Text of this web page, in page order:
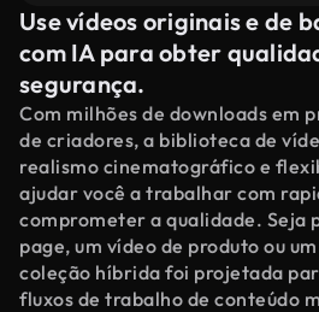
Use vídeos originais e de
com IA para obter
segurança.
Com milhões de downloads em
de criadores, a biblioteca de
realismo cinematográfico e
ajudar você a trabalhar com
comprometer a qualidade. Seja
page, um vídeo de produto ou
coleção híbrida foi projetada
fluxos de trabalho de conteúdo